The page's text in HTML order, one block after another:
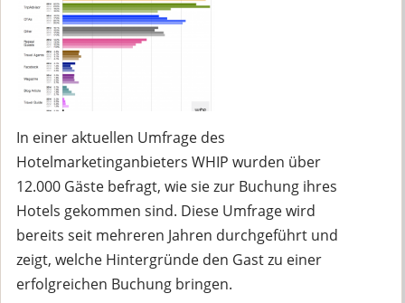
In einer aktuellen Umfrage des
Hotelmarketinganbieters WHIP wurden über
12.000 Gäste befragt, wie sie zur Buchung ihres
Hotels gekommen sind. Diese Umfrage wird
bereits seit mehreren Jahren durchgeführt und
zeigt, welche Hintergründe den Gast zu einer
erfolgreichen Buchung bringen.